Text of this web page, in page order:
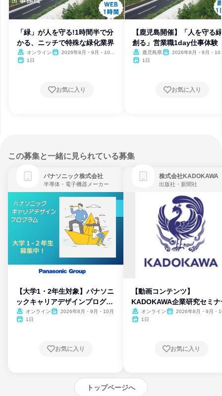
「緑」が人を守る!1時間半で分
かる、ニッチで特殊な緑化業界
オンライン
2026年8月・9月・10
1日
お気に入り
【鹿児島開催】「人を守る
創る」営業職1day仕事体験
鹿児島県
2026年8月・9月・10
1日
お気に入り
この募集と一緒に見られている募集
パナソニック株式会社
半導体・電子機器メーカー
【大学1・2年生対象】パナソニ
ックキャリアデザインプログラ
ム
オンライン
2026年8月・9月・10月
1日
お気に入り
株式会社KADOKAWA
出版社・新聞社
【動画コンテンツ】
KADOKAWA企業研究セミナ
オンライン
2026年8月・9月・
1日
お気に入り
トップページへ